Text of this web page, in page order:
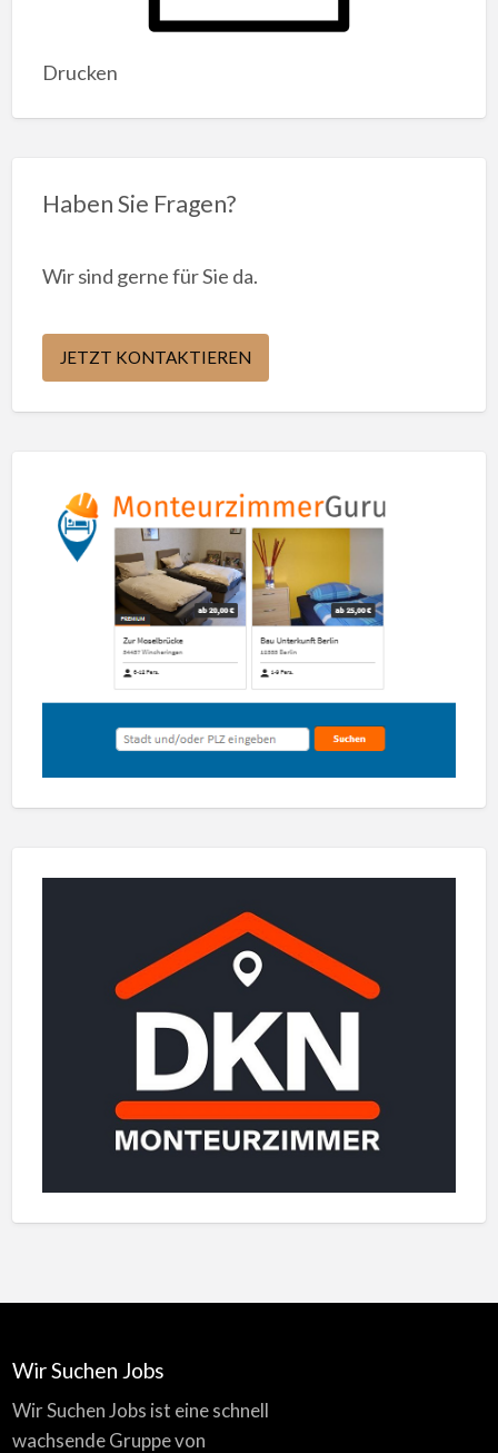
Drucken
Haben Sie Fragen?
Wir sind gerne für Sie da.
JETZT KONTAKTIEREN
Wir Suchen Jobs
Wir Suchen Jobs ist eine schnell
wachsende Gruppe von